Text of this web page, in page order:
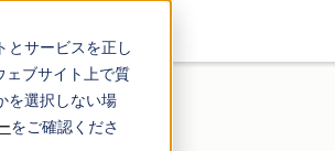
とサービスを正し
ェブサイト上で質
を選択しない場
をご確認くださ